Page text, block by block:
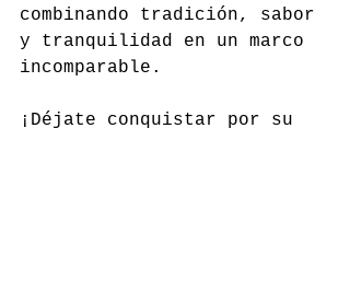
combinando tradición, sabor
y tranquilidad en un marco
incomparable.
¡Déjate conquistar por su